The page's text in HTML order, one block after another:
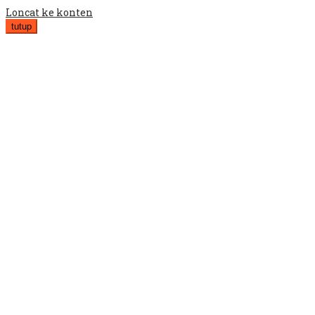
Loncat ke konten
tutup